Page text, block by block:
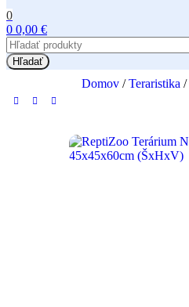
0
0 0,00 €
Hľadať
Domov / Teraristika /